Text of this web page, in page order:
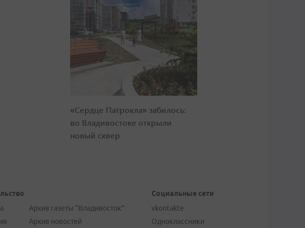
«Сердце Патрокла» забилось:
во Владивостоке открыли
новый сквер
Архив газеты "Владивосток"
Архив новостей
Социальные сети
vkontakte
Одноклассники